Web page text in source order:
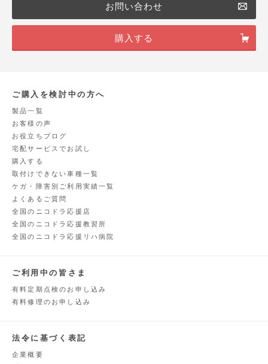
お問い合わせ
購入する
ご購入を検討中の方へ
製品一覧
お客様の声
お役立ちブログ
宅配サービスでお試し
購入する
取付けできない車種一覧
ケガ・障害別ご利用実績一覧
よくあるご質問
全国のニコドラ応援店
全国のニコドラ応援教習所
全国のニコドラ応援リハ病院
ご利用中の皆さま
有料定期点検のお申し込み
有料修理のお申し込み
法令に基づく表記
企業概要